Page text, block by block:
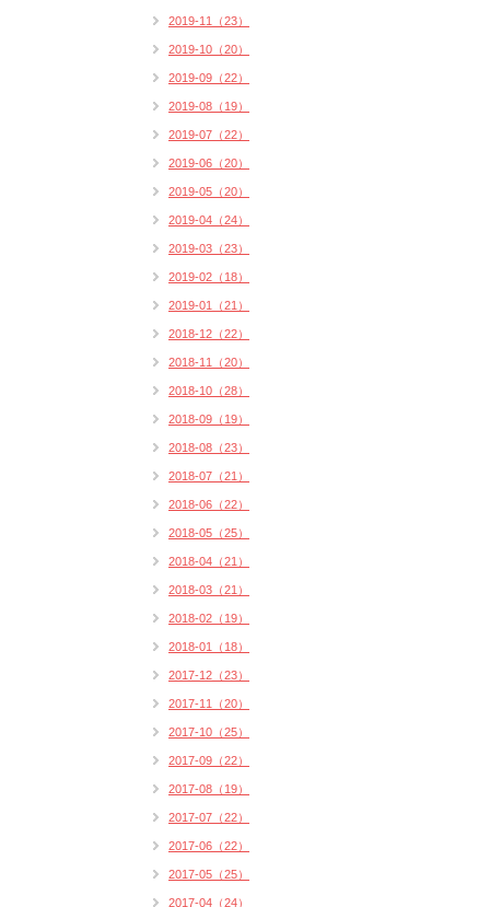
2019-11（23）
2019-10（20）
2019-09（22）
2019-08（19）
2019-07（22）
2019-06（20）
2019-05（20）
2019-04（24）
2019-03（23）
2019-02（18）
2019-01（21）
2018-12（22）
2018-11（20）
2018-10（28）
2018-09（19）
2018-08（23）
2018-07（21）
2018-06（22）
2018-05（25）
2018-04（21）
2018-03（21）
2018-02（19）
2018-01（18）
2017-12（23）
2017-11（20）
2017-10（25）
2017-09（22）
2017-08（19）
2017-07（22）
2017-06（22）
2017-05（25）
2017-04（24）